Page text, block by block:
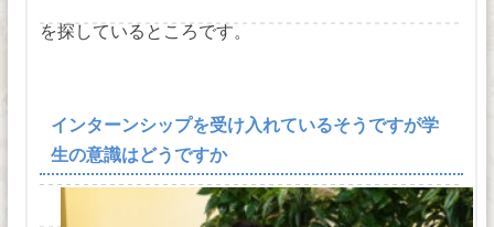
を探しているところです。
インターンシップを受け入れているそうですが学
生の意識はどうですか